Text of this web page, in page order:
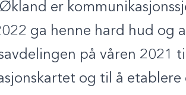
er
ga henne hard hud og
på våren 2021
og til å